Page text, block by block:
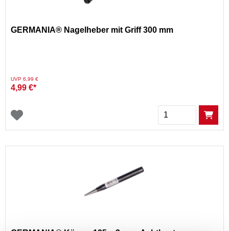
GERMANIA® Nagelheber mit Griff 300 mm
Preis reduziert von
UVP 6,99 €auf
4,99 €*
Menge